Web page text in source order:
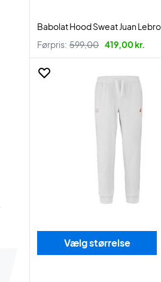
Babolat Hood Sweat Juan
Førpris: 599,00 419,00 kr.
Vælg størrelse